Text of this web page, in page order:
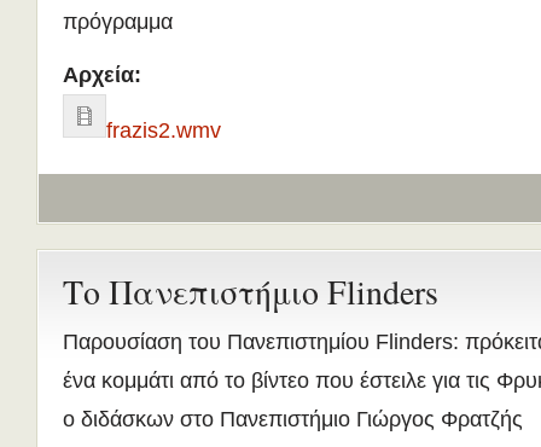
πρόγραμμα
Αρχεία:
frazis2.wmv
Το Πανεπιστήμιο Flinders
Παρουσίαση του Πανεπιστημίου Flinders:
ένα κομμάτι από το βίντεο που έστειλε για τις
ο διδάσκων στο Πανεπιστήμιο Γιώργος Φρατζής